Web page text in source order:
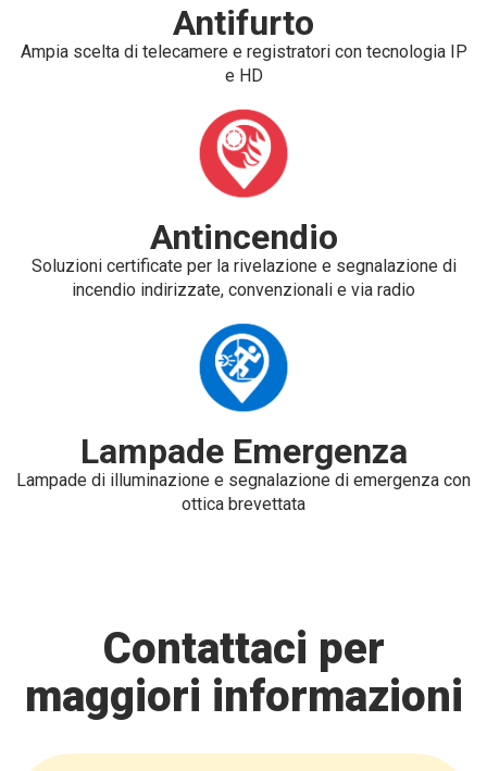
Antifurto
Ampia scelta di telecamere e registratori con tecnologia IP
e HD
Antincendio
Soluzioni certificate per la rivelazione e segnalazione di
incendio indirizzate, convenzionali e via radio
Lampade Emergenza
Lampade di illuminazione e segnalazione di emergenza con
ottica brevettata
Contattaci per
maggiori informazioni